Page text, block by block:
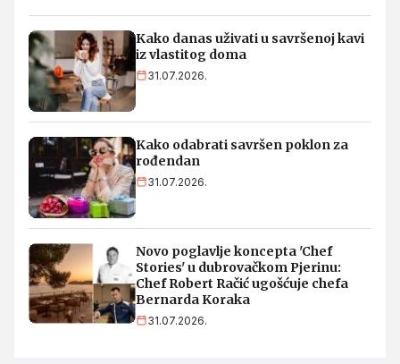
Kako danas uživati u savršenoj kavi
iz vlastitog doma
31.07.2026.
Kako odabrati savršen poklon za
rođendan
31.07.2026.
Novo poglavlje koncepta 'Chef
Stories' u dubrovačkom Pjerinu:
Chef Robert Račić ugošćuje chefa
Bernarda Koraka
31.07.2026.